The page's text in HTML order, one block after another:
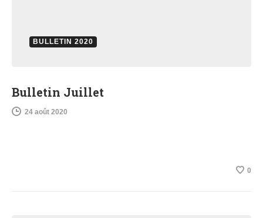
BULLETIN 2020
Bulletin Juillet
24 août 2020
0